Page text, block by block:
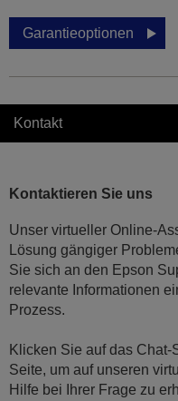
Garantieoptionen
Kontakt
Kontaktieren Sie uns
Unser virtueller Online-
Lösung gängiger
Sie sich an den Epson
relevante Informationen
Prozess.
Klicken Sie auf das
Seite, um auf unseren
Hilfe bei Ihrer Frage zu